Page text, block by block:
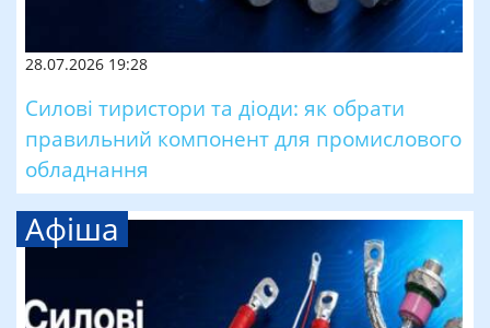
28.07.2026 19:28
Силові тиристори та діоди: як обрати
правильний компонент для промислового
обладнання
Афіша